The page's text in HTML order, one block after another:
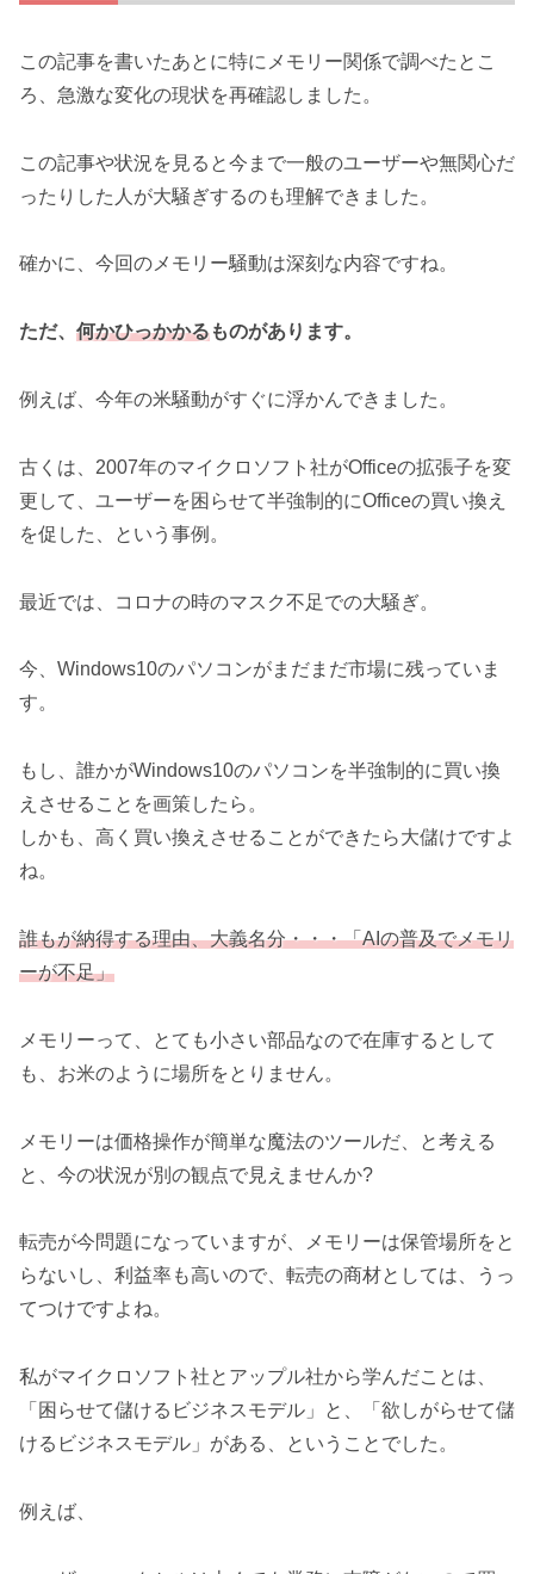
この記事を書いたあとに特にメモリー関係で調べたとこ
ろ、急激な変化の現状を再確認しました。
この記事や状況を見ると今まで一般のユーザーや無関心だ
ったりした人が大騒ぎするのも理解できました。
確かに、今回のメモリー騒動は深刻な内容ですね。
ただ、 何かひっかかるものがあります。
例えば、今年の米騒動がすぐに浮かんできました。
古くは、2007年のマイクロソフト社がOfficeの拡張子を変
更して、ユーザーを困らせて半強制的にOfficeの買い換え
を促した、という事例。
最近では、コロナの時のマスク不足での大騒ぎ。
今、Windows10のパソコンがまだまだ市場に残っていま
す。
もし、誰かがWindows10のパソコンを半強制的に買い換
えさせることを画策したら。
しかも、高く買い換えさせることができたら大儲けですよ
ね。
誰もが納得する理由、大義名分・・・「AIの普及でメモリ
ーが不足」
メモリーって、とても小さい部品なので在庫するとして
も、お米のように場所をとりません。
メモリーは価格操作が簡単な魔法のツールだ、と考える
と、今の状況が別の観点で見えませんか?
転売が今問題になっていますが、メモリーは保管場所をと
らないし、利益率も高いので、転売の商材としては、うっ
てつけですよね。
私がマイクロソフト社とアップル社から学んだことは、
「困らせて儲けるビジネスモデル」と、「欲しがらせて儲
けるビジネスモデル」がある、ということでした。
例えば、